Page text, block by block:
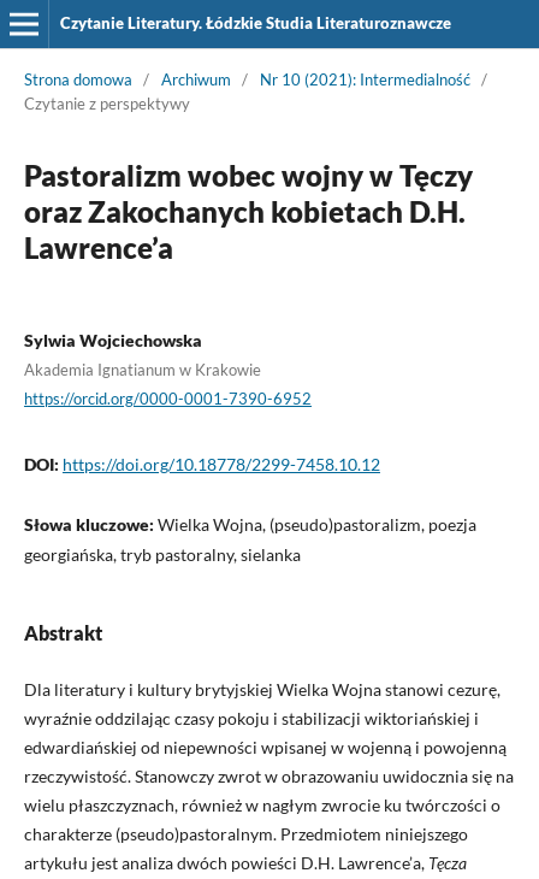
Czytanie Literatury. Łódzkie Studia Literaturoznawcze
Strona domowa / Archiwum / Nr 10 (2021): Intermedialność /
Czytanie z perspektywy
Pastoralizm wobec wojny w Tęczy
oraz Zakochanych kobietach D.H.
Lawrence’a
Sylwia Wojciechowska
Akademia Ignatianum w Krakowie
https://orcid.org/0000-0001-7390-6952
DOI: https://doi.org/10.18778/2299-7458.10.12
Słowa kluczowe: Wielka Wojna, (pseudo)pastoralizm, poezja
georgiańska, tryb pastoralny, sielanka
Abstrakt
Dla literatury i kultury brytyjskiej Wielka Wojna stanowi cezurę,
wyraźnie oddzilając czasy pokoju i stabilizacji wiktoriańskiej i
edwardiańskiej od niepewności wpisanej w wojenną i powojenną
rzeczywistość. Stanowczy zwrot w obrazowaniu uwidocznia się na
wielu płaszczyznach, również w nagłym zwrocie ku twórczości o
charakterze (pseudo)pastoralnym. Przedmiotem niniejszego
artykułu jest analiza dwóch powieści D.H. Lawrence’a, Tęcza